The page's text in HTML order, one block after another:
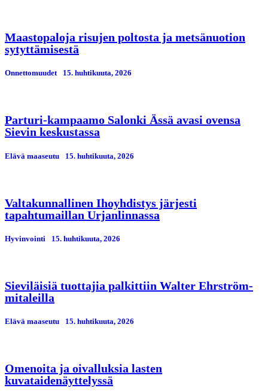
Maastopaloja risujen poltosta ja metsänuotion
sytyttämisestä
Onnettomuudet 15. huhtikuuta, 2026
Parturi-kampaamo Salonki Ässä avasi ovensa
Sievin keskustassa
Elävä maaseutu 15. huhtikuuta, 2026
Valtakunnallinen Ihoyhdistys järjesti
tapahtumaillan Urjanlinnassa
Hyvinvointi 15. huhtikuuta, 2026
Sieviläisiä tuottajia palkittiin Walter Ehrström-
mitaleilla
Elävä maaseutu 15. huhtikuuta, 2026
Omenoita ja oivalluksia lasten
kuvataidenäyttelyssä